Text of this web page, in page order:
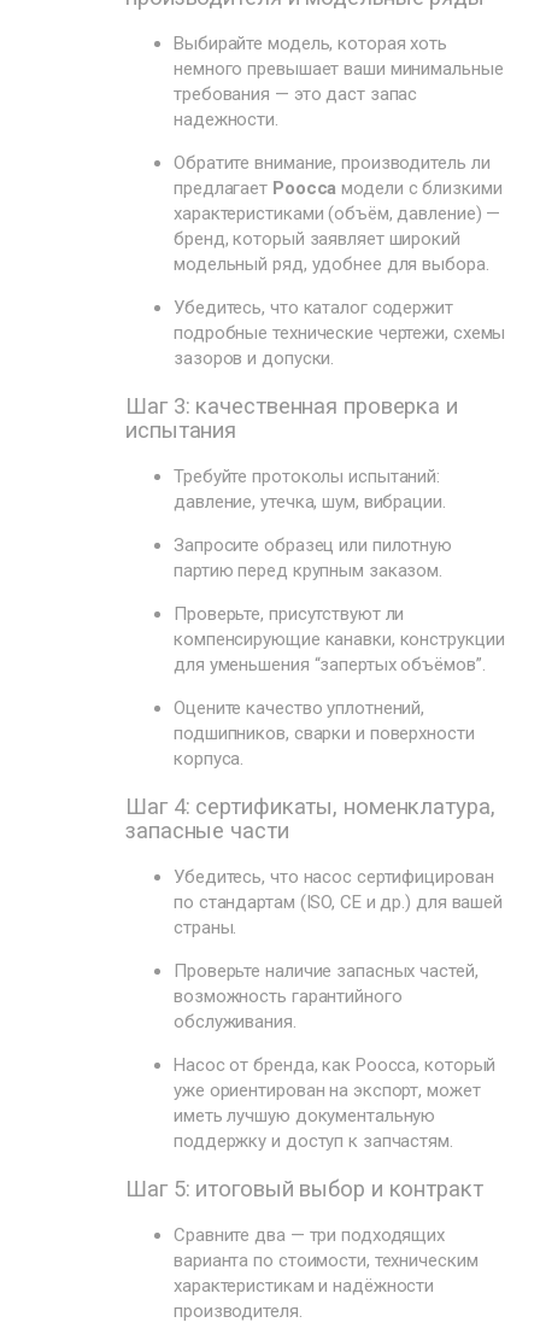
Выбирайте модель, которая хоть
немного превышает ваши минимальные
требования — это даст запас
надежности.
Обратите внимание, производитель ли
предлагает Poocca модели с близкими
характеристиками (объём, давление) —
бренд, который заявляет широкий
модельный ряд, удобнее для выбора.
Убедитесь, что каталог содержит
подробные технические чертежи, схемы
зазоров и допуски.
Шаг 3: качественная проверка и
испытания
Требуйте протоколы испытаний:
давление, утечка, шум, вибрации.
Запросите образец или пилотную
партию перед крупным заказом.
Проверьте, присутствуют ли
компенсирующие канавки, конструкции
для уменьшения “запертых объёмов”.
Оцените качество уплотнений,
подшипников, сварки и поверхности
корпуса.
Шаг 4: сертификаты, номенклатура,
запасные части
Убедитесь, что насос сертифицирован
по стандартам (ISO, CE и др.) для вашей
страны.
Проверьте наличие запасных частей,
возможность гарантийного
обслуживания.
Насос от бренда, как Poocca, который
уже ориентирован на экспорт, может
иметь лучшую документальную
поддержку и доступ к запчастям.
Шаг 5: итоговый выбор и контракт
Сравните два — три подходящих
варианта по стоимости, техническим
характеристикам и надёжности
производителя.